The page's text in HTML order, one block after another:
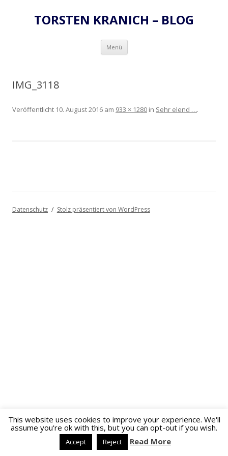
TORSTEN KRANICH – BLOG
Menü Zum
springen
IMG_3118
Veröffentlicht 10. August 2016 am 933 × 1280 in Sehr elend ….
Datenschutz Stolz präsentiert von WordPress
This website uses cookies to improve your experience. We'll
assume you're ok with this, but you can opt-out if you wish.
Accept Reject Read More